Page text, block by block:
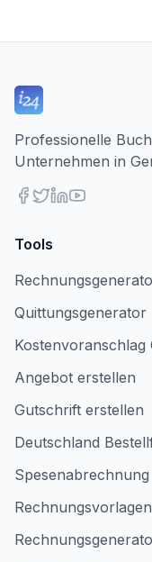
Professionelle
Unternehmen in
Tools
Quittungsgenerator
Kostenvoranschlag
Angebot erstellen
Gutschrift erstellen
Deutschland
Spesenabrechnung
Rechnungsvorlagen